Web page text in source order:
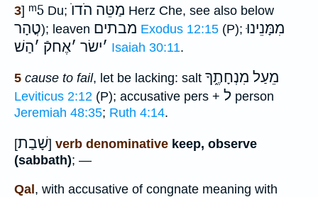
3] ᵐ5 Du; מַטֵּה הֹדוֺ Herz Che, see also below
טֳהָר); leaven מבתים Exodus 12:15 (P);מִמָּנֵינוּ
׳ישׂר ׳אֶחקֿ ׳הַשׁ Isaiah 30:11.
5 cause to fail, let be lacking: salt מֵעַל מִנְחָתֶ֑ךָ
Leviticus 2:12 (P); accusative pers + ל person
Jeremiah 48:35; Ruth 4:14.
[שָׁבַת] verb denominative keep, observe
(sabbath); —
Qal, with accusative of congnate meaning with